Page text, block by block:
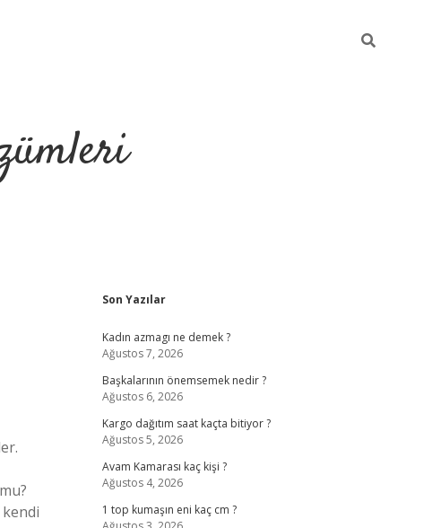
Sidebar
Son Yazılar
Kadın azmagı ne demek ?
Ağustos 7, 2026
Başkalarının önemsemek nedir ?
Ağustos 6, 2026
Kargo dağıtım saat kaçta bitiyor ?
Ağustos 5, 2026
Avam Kamarası kaç kişi ?
Ağustos 4, 2026
1 top kumaşın eni kaç cm ?